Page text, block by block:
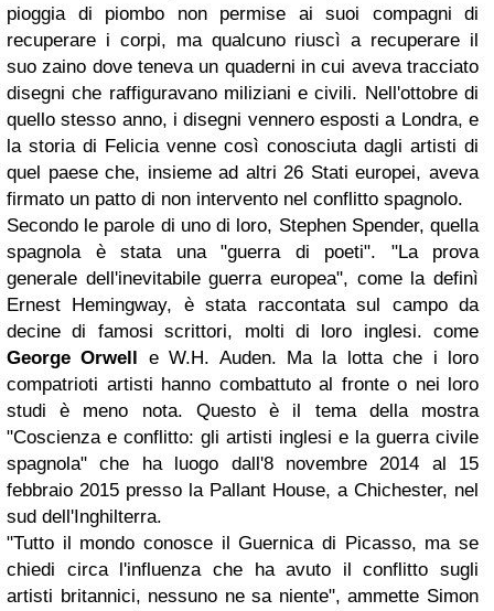
pioggia di piombo non permise ai suoi compagni di
recuperare i corpi, ma qualcuno riuscì a recuperare il
suo zaino dove teneva un quaderni in cui aveva tracciato
disegni che raffiguravano miliziani e civili. Nell'ottobre di
quello stesso anno, i disegni vennero esposti a Londra, e
la storia di Felicia venne così conosciuta dagli artisti di
quel paese che, insieme ad altri 26 Stati europei, aveva
firmato un patto di non intervento nel conflitto spagnolo.
Secondo le parole di uno di loro, Stephen Spender, quella
spagnola è stata una "guerra di poeti". "La prova
generale dell'inevitabile guerra europea", come la definì
Ernest Hemingway, è stata raccontata sul campo da
decine di famosi scrittori, molti di loro inglesi. come
George Orwell
e W.H. Auden. Ma la lotta che i loro
compatrioti artisti hanno combattuto al fronte o nei loro
studi è meno nota. Questo è il tema della mostra
"Coscienza e conflitto: gli artisti inglesi e la guerra civile
spagnola" che ha luogo dall'8 novembre 2014 al 15
febbraio 2015 presso la Pallant House, a Chichester, nel
sud dell'Inghilterra.
"Tutto il mondo conosce il Guernica di Picasso, ma se
chiedi circa l'influenza che ha avuto il conflitto sugli
artisti britannici, nessuno ne sa niente", ammette Simon